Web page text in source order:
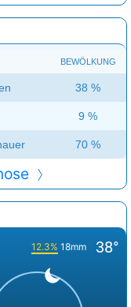
BEWÖLKUNG
38 %
9 %
70 %
12.3% 18mm 38°